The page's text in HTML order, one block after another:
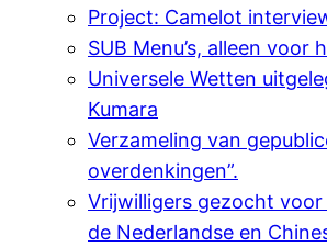
Project: Camelot
SUB Menu’s, alleen voor
Universele Wetten
Kumara
Verzameling van
overdenkingen”.
Vrijwilligers gezocht
de Nederlandse en